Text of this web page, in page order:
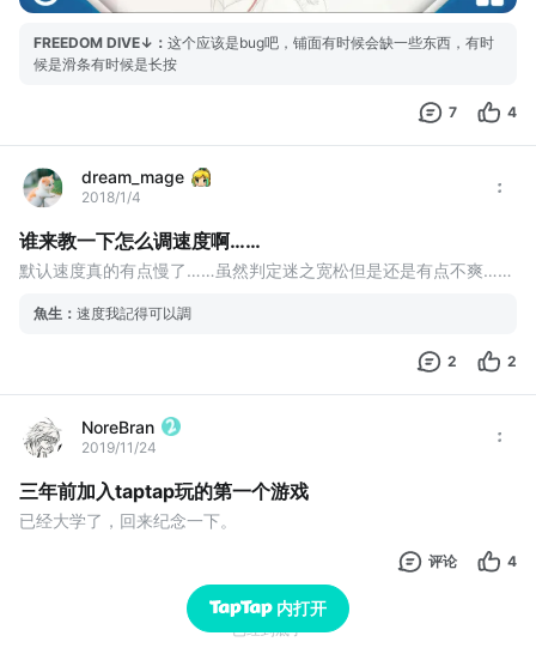
FREEDOM DIVE↓ ： 这个应该是bug吧，铺面有时候会缺一些东西，有时
候是滑条有时候是长按
7 4
dream_mage
2018/1/4
谁来教一下怎么调速度啊……
默认速度真的有点慢了……虽然判定迷之宽松但是还是有点不爽……
魚生 ： 速度我記得可以調
2 2
NoreBran
2019/11/24
三年前加入taptap玩的第一个游戏
已经大学了，回来纪念一下。
评论 4
已经到底了
内打开